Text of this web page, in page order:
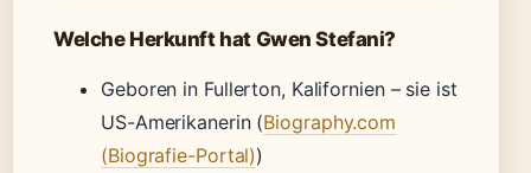
Welche Herkunft hat Gwen Stefani?
Geboren in Fullerton, Kalifornien – sie ist
US-Amerikanerin (Biography.com
(Biografie-Portal))